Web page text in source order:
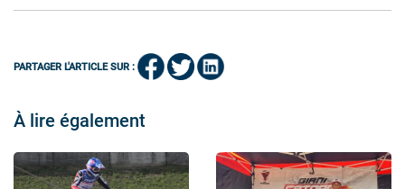
PARTAGER L'ARTICLE SUR :
À lire également